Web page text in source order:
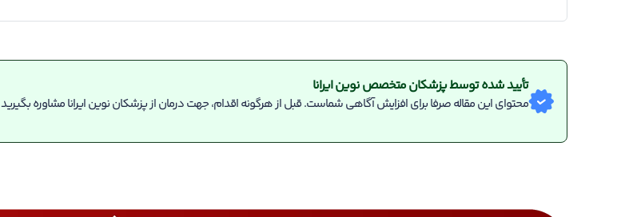
تأیید شده توسط پزشکان متخصص نوین ایرانا
محتوای این مقاله صرفا برای افزایش آگاهی شماست. قبل از هرگونه اقدام، جهت درمان از پزشکان نوین ایرانا مشاوره بگیرید